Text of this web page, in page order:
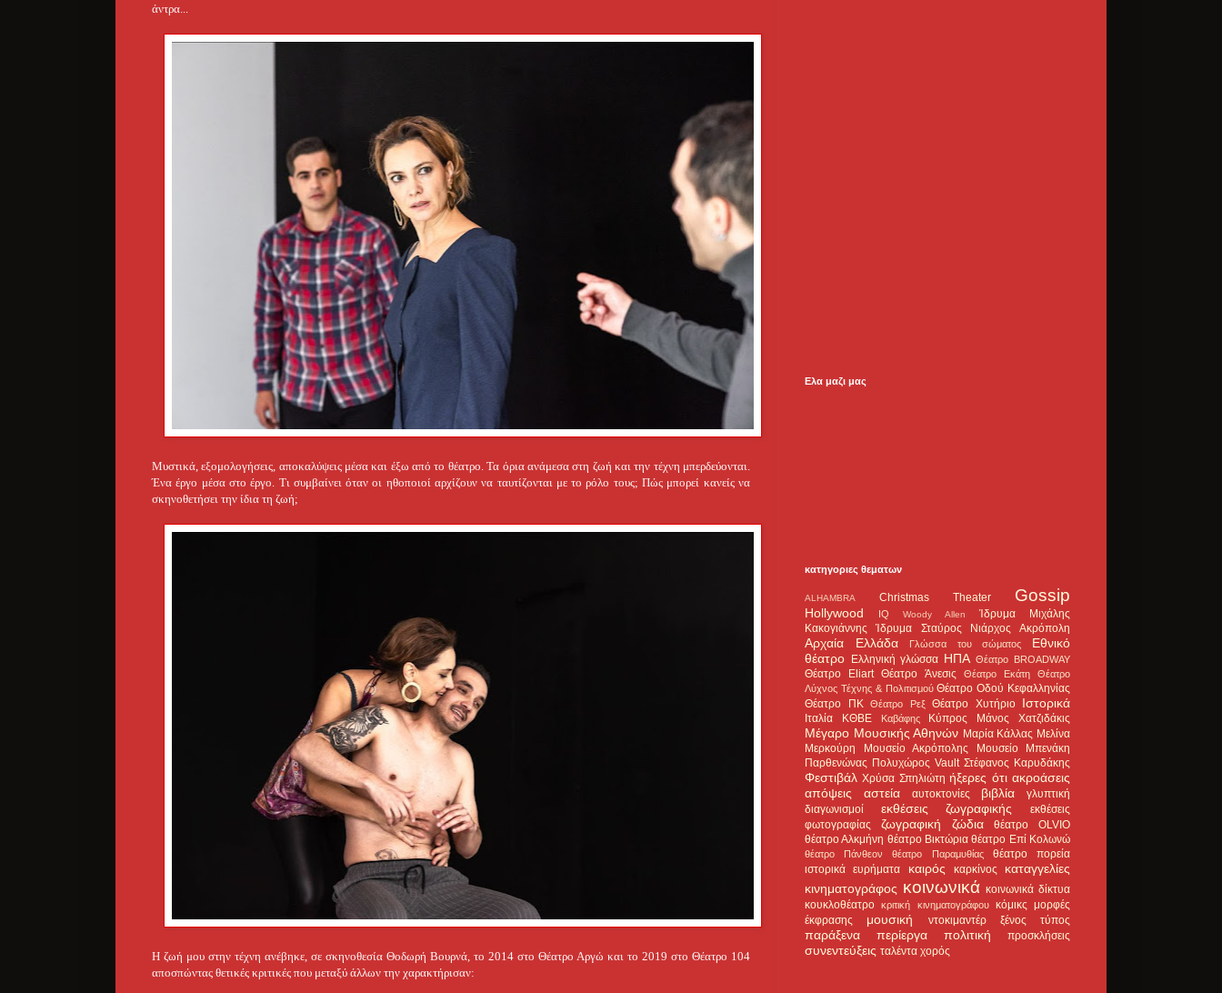
άντρα...
Μυστικά, εξομολογήσεις, αποκαλύψεις μέσα και έξω από το θέατρο. Τα όρια ανάμεσα στη ζωή και την τέχνη μπερδεύονται.
Ένα έργο μέσα στο έργο. Τι συμβαίνει όταν οι ηθοποιοί αρχίζουν να ταυτίζονται με το ρόλο τους; Πώς μπορεί κανείς να
σκηνοθετήσει την ίδια τη ζωή;
Η ζωή μου στην τέχνη ανέβηκε, σε σκηνοθεσία Θοδωρή Βουρνά, το 2014 στο Θέατρο Αργώ και το 2019 στο Θέατρο 104
αποσπώντας θετικές κριτικές που μεταξύ άλλων την χαρακτήρισαν:
Ελα μαζι μας
κατηγοριες θεματων
ALHAMBRA Christmas Theater Gossip
Hollywood IQ Woody Allen
Ίδρυμα Μιχάλης
Κακογιάννης
Ίδρυμα Σταύρος Νιάρχος Ακρόπολη
Αρχαία Ελλάδα Γλώσσα του σώματος
Εθνικό
θέατρο Ελληνική γλώσσα ΗΠΑ Θέατρο BROADWAY
Θέατρο Eliart Θέατρο Άνεσις Θέατρο Εκάτη
Θέατρο
Λύχνος Τέχνης & Πολιτισμού Θέατρο Οδού Κεφαλληνίας
Θέατρο ΠΚ
Θέατρο Ρεξ Θέατρο Χυτήριο Ιστορικά
Ιταλία ΚΘΒΕ Καβάφης Κύπρος Μάνος Χατζιδάκις
Μέγαρο Μουσικής Αθηνών Μαρία Κάλλας Μελίνα
Μερκούρη
Μουσείο Ακρόπολης
Μουσείο Μπενάκη
Παρθενώνας Πολυχώρος Vault Στέφανος Καρυδάκης
Φεστιβάλ Χρύσα Σπηλιώτη ήξερες ότι ακροάσεις
απόψεις
αστεία αυτοκτονίες βιβλία
γλυπτική
διαγωνισμοί
εκθέσεις ζωγραφικής
εκθέσεις
φωτογραφίας
ζωγραφική ζώδια
θέατρο OLVIO
θέατρο Αλκμήνη θέατρο Βικτώρια θέατρο Επί Κολωνώ
θέατρο Πάνθεον θέατρο Παραμυθίας
θέατρο πορεία
ιστορικά ευρήματα
καιρός καρκίνος
καταγγελίες
κινηματογράφος κοινωνικά κοινωνικά δίκτυα
κουκλοθέατρο
κριτική κινηματογράφου κόμικς μορφές
έκφρασης
μουσική ντοκιμαντέρ ξένος τύπος
παράξενα περίεργα πολιτική προσκλήσεις
συνεντεύξεις ταλέντα χορός